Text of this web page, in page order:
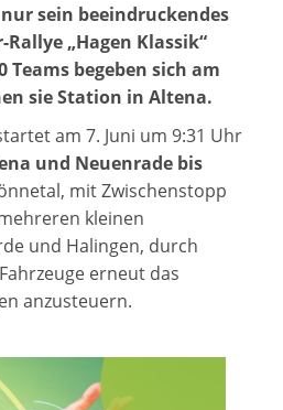
sein beeindruckendes
„Hagen Klassik“
begeben sich am
sie Station in Altena.
am 7. Juni um 9:31 Uhr
und Neuenrade bis
mit Zwischenstopp
kleinen
und Halingen, durch
erneut das
anzusteuern.